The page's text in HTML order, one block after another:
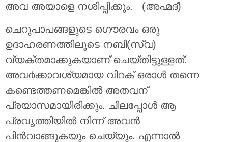
അവ അയാളെ നശിപ്പിക്കും. (അഹ്മദ്)
ചെറുപാപങ്ങളുടെ ഗൌരവം ഒരു
ഉദാഹരണത്തിലൂടെ നബി(സ്വ)
വ്യക്തമാക്കുകയാണ് ചെയ്തിട്ടുള്ളത്.
അവ൪ക്കാവശ്യമായ വിറക് ഒരാള്‍ തന്നെ
കണ്ടെത്തണമെങ്കില്‍ അതവന്
പ്രയാസമായിരിക്കും. ചിലപ്പോള്‍ ആ
പ്രവൃത്തിയില്‍ നിന്ന് അവന്‍
പിന്‍‌വാങ്ങുകയും ചെയ്യും. എന്നാല്‍